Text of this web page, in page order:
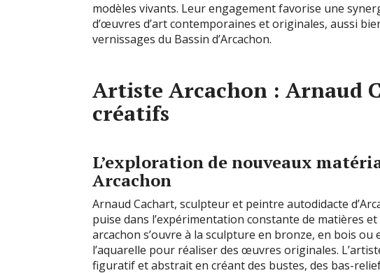
modèles vivants. Leur engagement favorise une
d’œuvres d’art contemporaines et originales, aussi
vernissages du Bassin d’Arcachon.
Artiste Arcachon : Arnaud
créatifs
L’exploration de nouveaux
Arcachon
Arnaud Cachart, sculpteur et peintre autodidacte
puise dans l’expérimentation constante de matières
arcachon s’ouvre à la sculpture en bronze, en bois
l’aquarelle pour réaliser des œuvres originales.
figuratif et abstrait en créant des bustes, des bas-